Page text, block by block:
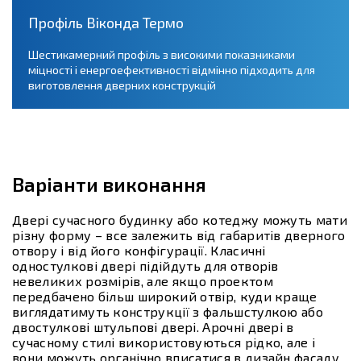
Профіль Віконда Термо
Шестикамерний профіль з високими показниками
міцності і енергоефективності відмінно підходить для
виготовлення дверних конструкцій
Варіанти виконання
Двері сучасного будинку або котеджу можуть мати
різну форму – все залежить від габаритів дверного
отвору і від його конфігурації. Класичні
одностулкові двері підійдуть для отворів
невеликих розмірів, але якщо проектом
передбачено більш широкий отвір, куди краще
виглядатимуть конструкції з фальшстулкою або
двостулкові штульпові двері. Арочні двері в
сучасному стилі використовуються рідко, але і
вони можуть органічно вписатися в дизайн фасаду.